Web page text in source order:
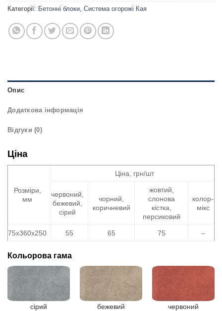
Категорії: Бетонні блоки, Система огорожі Кая
Опис
Додаткова інформація
Відгуки (0)
Ціна
Розміри,
мм
Ціна, грн/шт
червоний,
бежевий,
сірий
чорний,
коричневий
жовтий,
слонова
кістка,
персиковий
колор-
мікс
75х360х250 55 65 75 –
Кольорова гама
сірий бежевий червоний